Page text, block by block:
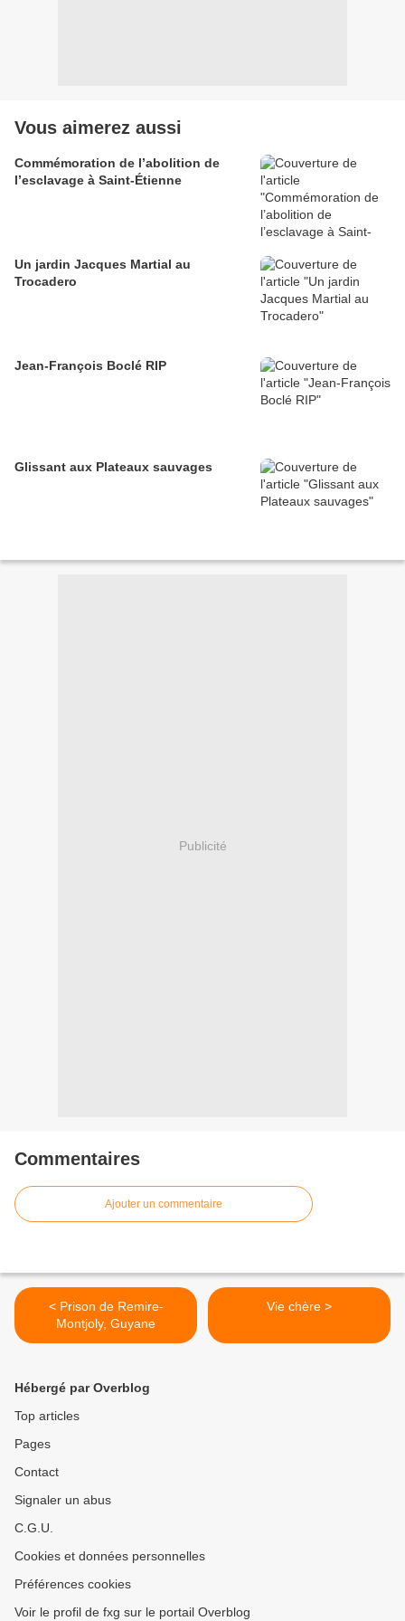
Vous aimerez aussi
Commémoration de l’abolition de
l’esclavage à Saint-Étienne
Un jardin Jacques Martial au
Trocadero
Jean-François Boclé RIP
Glissant aux Plateaux sauvages
Publicité
Commentaires
Ajouter un commentaire
< Prison de Remire-
Montjoly, Guyane
Vie chère >
Hébergé par Overblog
Top articles
Pages
Contact
Signaler un abus
C.G.U.
Cookies et données personnelles
Préférences cookies
Voir le profil de fxg sur le portail Overblog